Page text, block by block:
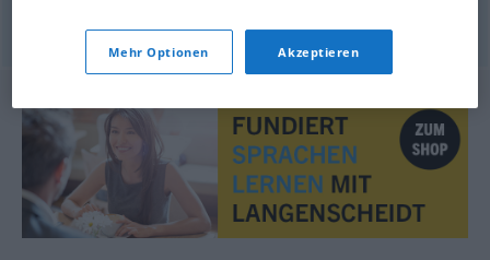
© OpenThesaurus.de
Mehr Optionen Akzeptieren